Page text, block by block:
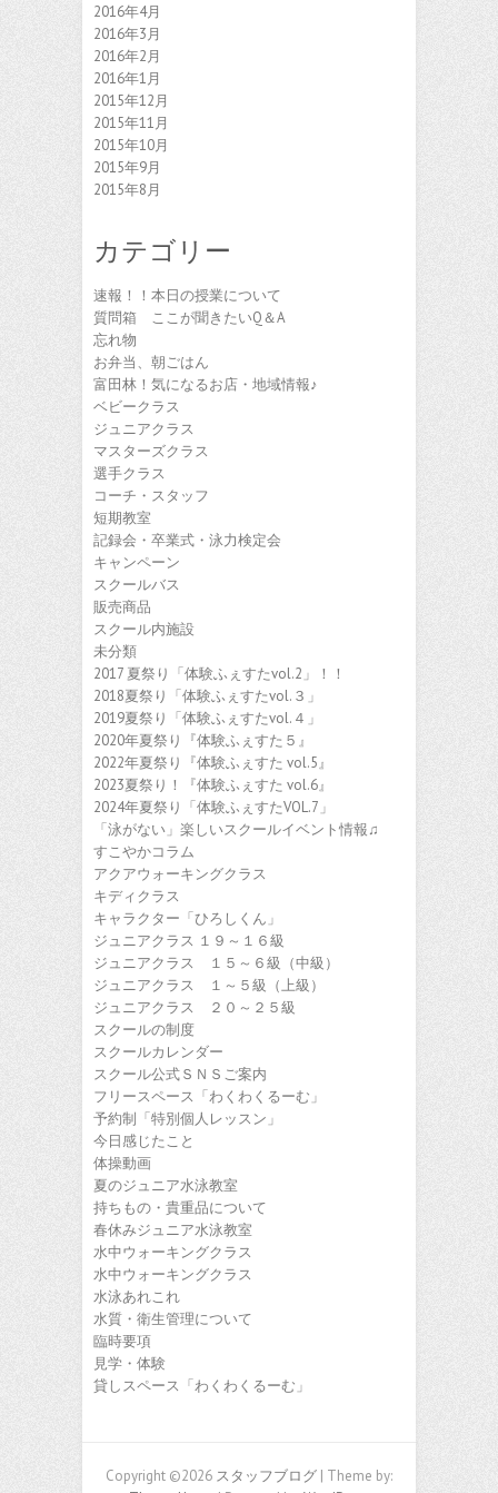
2016年4月
2016年3月
2016年2月
2016年1月
2015年12月
2015年11月
2015年10月
2015年9月
2015年8月
カテゴリー
速報！！本日の授業について
質問箱 ここが聞きたいQ＆A
忘れ物
お弁当、朝ごはん
富田林！気になるお店・地域情報♪
ベビークラス
ジュニアクラス
マスターズクラス
選手クラス
コーチ・スタッフ
短期教室
記録会・卒業式・泳力検定会
キャンペーン
スクールバス
販売商品
スクール内施設
未分類
2017 夏祭り「体験ふぇすたvol.2」！！
2018夏祭り「体験ふぇすたvol.３」
2019夏祭り「体験ふぇすたvol.４」
2020年夏祭り『体験ふぇすた５』
2022年夏祭り『体験ふぇすた vol.5』
2023夏祭り！『体験ふぇすた vol.6』
2024年夏祭り「体験ふぇすたVOL.7」
「泳がない」楽しいスクールイベント情報♫
すこやかコラム
アクアウォーキングクラス
キディクラス
キャラクター「ひろしくん」
ジュニアクラス １９～１６級
ジュニアクラス １５～６級（中級）
ジュニアクラス １～５級（上級）
ジュニアクラス ２０～２５級
スクールの制度
スクールカレンダー
スクール公式ＳＮＳご案内
フリースペース「わくわくるーむ」
予約制「特別個人レッスン」
今日感じたこと
体操動画
夏のジュニア水泳教室
持ちもの・貴重品について
春休みジュニア水泳教室
水中ウォーキングクラス
水中ウォーキングクラス
水泳あれこれ
水質・衛生管理について
臨時要項
見学・体験
貸しスペース「わくわくるーむ」
Copyright ©2026 スタッフブログ | Theme by: